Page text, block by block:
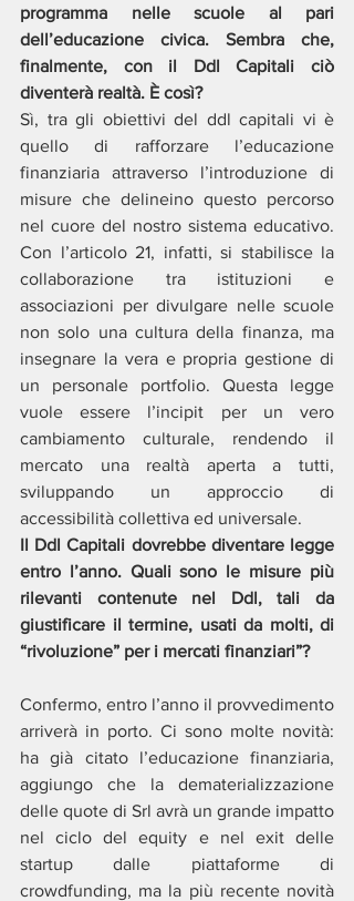
programma nelle scuole al pari
dell’educazione civica. Sembra che,
finalmente, con il Ddl Capitali ciò
diventerà realtà. È così?
Sì, tra gli obiettivi del ddl capitali vi è
quello di rafforzare l’educazione
finanziaria attraverso l’introduzione di
misure che delineino questo percorso
nel cuore del nostro sistema educativo.
Con l’articolo 21, infatti, si stabilisce la
collaborazione tra istituzioni e
associazioni per divulgare nelle scuole
non solo una cultura della finanza, ma
insegnare la vera e propria gestione di
un personale portfolio. Questa legge
vuole essere l’incipit per un vero
cambiamento culturale, rendendo il
mercato una realtà aperta a tutti,
sviluppando un approccio di
accessibilità collettiva ed universale.
Il Ddl Capitali dovrebbe diventare legge
entro l’anno. Quali sono le misure più
rilevanti contenute nel Ddl, tali da
giustificare il termine, usati da molti, di
“rivoluzione” per i mercati finanziari”?
Confermo, entro l’anno il provvedimento
arriverà in porto. Ci sono molte novità:
ha già citato l’educazione finanziaria,
aggiungo che la dematerializzazione
delle quote di Srl avrà un grande impatto
nel ciclo del equity e nel exit delle
startup dalle piattaforme di
crowdfunding, ma la più recente novità